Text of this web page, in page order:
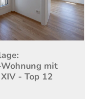
mit
- Top 12